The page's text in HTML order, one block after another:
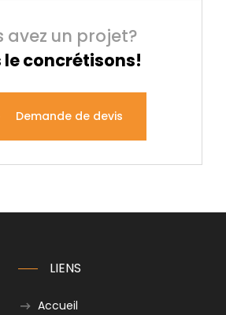
avez un projet?
le concrétisons!
Demande de devis
LIENS
Accueil